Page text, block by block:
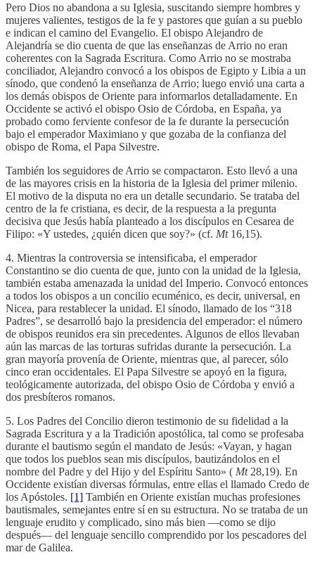
Pero Dios no abandona a su Iglesia, suscitando siempre hombres y
mujeres valientes, testigos de la fe y pastores que guían a su pueblo
e indican el camino del Evangelio. El obispo Alejandro de
Alejandría se dio cuenta de que las enseñanzas de Arrio no eran
coherentes con la Sagrada Escritura. Como Arrio no se mostraba
conciliador, Alejandro convocó a los obispos de Egipto y Libia a un
sínodo, que condenó la enseñanza de Arrio; luego envió una carta a
los demás obispos de Oriente para informarlos detalladamente. En
Occidente se activó el obispo Osio de Córdoba, en España, ya
probado como ferviente confesor de la fe durante la persecución
bajo el emperador Maximiano y que gozaba de la confianza del
obispo de Roma, el Papa Silvestre.
También los seguidores de Arrio se compactaron. Esto llevó a una
de las mayores crisis en la historia de la Iglesia del primer milenio.
El motivo de la disputa no era un detalle secundario. Se trataba del
centro de la fe cristiana, es decir, de la respuesta a la pregunta
decisiva que Jesús había planteado a los discípulos en Cesarea de
Filipo: «Y ustedes, ¿quién dicen que soy?» (cf. Mt16,15).
4. Mientras la controversia se intensificaba, el emperador
Constantino se dio cuenta de que, junto con la unidad de la Iglesia,
también estaba amenazada la unidad del Imperio. Convocó entonces
a todos los obispos a un concilio ecuménico, es decir, universal, en
Nicea, para restablecer la unidad. El sínodo, llamado de los “318
Padres”, se desarrolló bajo la presidencia del emperador: el número
de obispos reunidos era sin precedentes. Algunos de ellos llevaban
aún las marcas de las torturas sufridas durante la persecución. La
gran mayoría provenía de Oriente, mientras que, al parecer, sólo
cinco eran occidentales. El Papa Silvestre se apoyó en la figura,
teológicamente autorizada, del obispo Osio de Córdoba y envió a
dos presbíteros romanos.
5. Los Padres del Concilio dieron testimonio de su fidelidad a la
Sagrada Escritura y a la Tradición apostólica, tal como se profesaba
durante el bautismo según el mandato de Jesús: «Vayan, y hagan
que todos los pueblos sean mis discípulos, bautizándolos en el
nombre del Padre y del Hijo y del Espíritu Santo» ( Mt28,19). En
Occidente existían diversas fórmulas, entre ellas el llamado Credo de
los Apóstoles. [1] También en Oriente existían muchas profesiones
bautismales, semejantes entre sí en su estructura. No se trataba de un
lenguaje erudito y complicado, sino más bien —como se dijo
después— del lenguaje sencillo comprendido por los pescadores del
mar de Galilea.